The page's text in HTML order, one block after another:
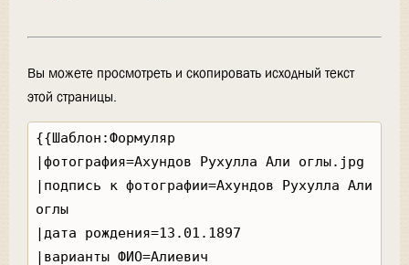
Вы можете просмотреть и скопировать исходный текст
этой страницы.